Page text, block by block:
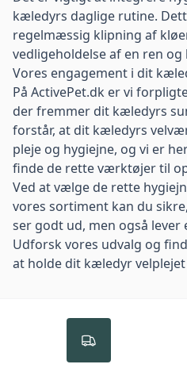
kæledyrs daglige rutine.
regelmæssig klipning af
vedligeholdelse af en ren og
Vores engagement i dit
På ActivePet.dk er vi
der fremmer dit kæledyrs
forstår, at dit kæledyrs
pleje og hygiejne, og vi er
finde de rette værktøjer til
Ved at vælge de rette
vores sortiment kan du
ser godt ud, men også lever
Udforsk vores udvalg og
at holde dit kæledyr